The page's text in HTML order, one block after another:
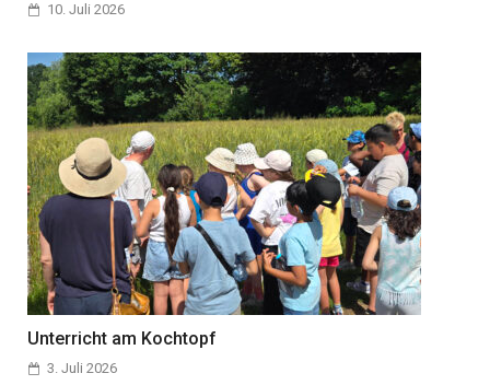
10. Juli 2026
Unterricht am Kochtopf
3. Juli 2026